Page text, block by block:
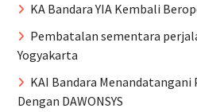
KA Bandara YIA Kembali
Pembatalan sementara
Yogyakarta
KAI Bandara Menandatangani
Dengan DAWONSYS